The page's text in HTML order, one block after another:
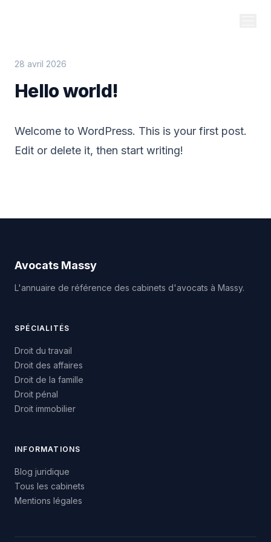
28 avril 2026
Hello world!
Welcome to WordPress. This is your first post.
Edit or delete it, then start writing!
Avocats Massy
L'annuaire de référence des cabinets d'avocats à Massy.
SPÉCIALITÉS
Droit du travail
Droit des affaires
Droit de la famille
Droit pénal
Droit immobilier
INFORMATIONS
Blog juridique
Tous les cabinets
Mentions légales